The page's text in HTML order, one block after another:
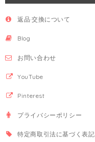
返品·交換について
Blog
お問い合わせ
YouTube
Pinterest
プライバシーポリシー
特定商取引法に基づく表記